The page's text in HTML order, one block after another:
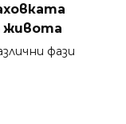
живота
фази